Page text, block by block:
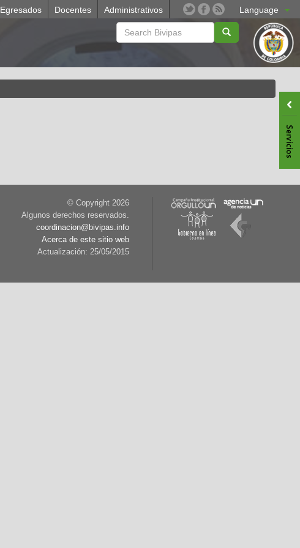
Language
Egresados Docentes Administrativos
© Copyright 2026
Algunos derechos reservados.
coordinacion@bivipas.info
Acerca de este sitio web
Actualización: 25/05/2015